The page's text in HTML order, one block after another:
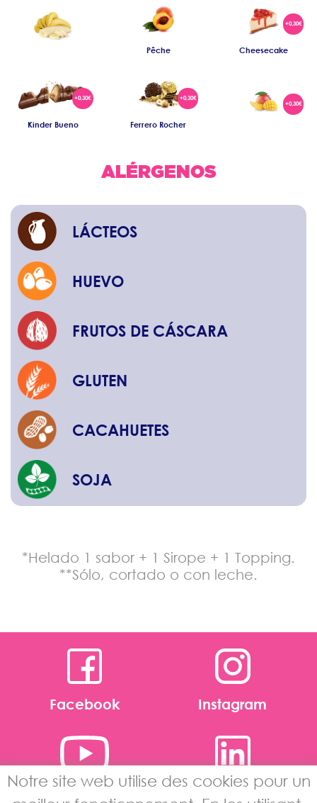
Notre site web utilise des cookies pour un
Pêche Cheesecake
Kinder Bueno Ferrero Rocher
ALÉRGENOS
LÁCTEOS
HUEVO
FRUTOS DE CÁSCARA
GLUTEN
CACAHUETES
SOJA
*Helado 1 sabor + 1 Sirope + 1 Topping.
**Sólo, cortado o con leche.
Facebook Instagram
Youtube Linkedin